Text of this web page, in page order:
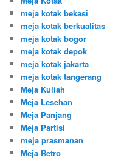
meja kotak bekasi
meja kotak berkualitas
meja kotak bogor
meja kotak depok
meja kotak jakarta
meja kotak tangerang
Meja Kuliah
Meja Lesehan
Meja Panjang
Meja Partisi
meja prasmanan
Meja Retro